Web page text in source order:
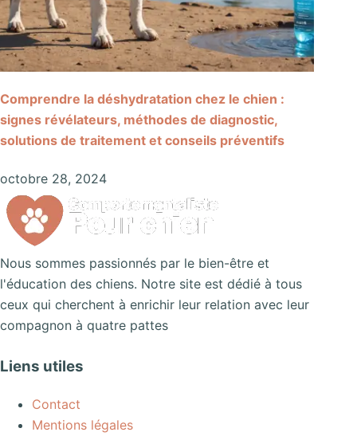
Comprendre la déshydratation chez le chien :
signes révélateurs, méthodes de diagnostic,
solutions de traitement et conseils préventifs
octobre 28, 2024
Nous sommes passionnés par le bien-être et
l'éducation des chiens. Notre site est dédié à tous
ceux qui cherchent à enrichir leur relation avec leur
compagnon à quatre pattes
Liens utiles
Contact
Mentions légales